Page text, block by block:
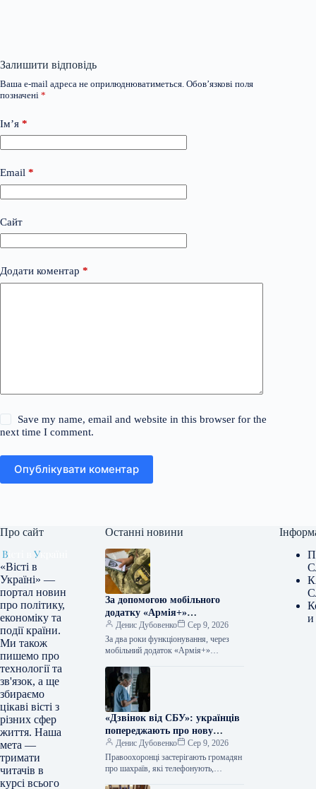
Залишити відповідь
Ваша e-mail адреса не оприлюднюватиметься. Обов’язкові поля
позначені *
Ім’я *
Email *
Сайт
Додати коментар *
Save my name, email and website in this browser for the
next time I comment.
Опублікувати коментар
Про сайт
«Вісті в
Україні» —
портал новин
про політику,
економіку та
події країни.
Ми також
пишемо про
технології та
зв'язок, а ще
збираємо
цікаві вісті з
різних сфер
життя. Наша
мета —
тримати
читачів в
курсі всього
Останні новини
За допомогою мобільного
додатку «Армія+»
військовослужбовці вже
оформили майже 3 мільйони
рапортів.
Денис Дубовенко
Сер 9, 2026
За два роки функціонування, через
мобільний додаток «Армія+»
мільйони рапортів. За інформацією,
наданою Укрінформом, про…
«Дзвінок від СБУ»: українців
попереджають про нову
небезпеку, пов’язану зі старою
схемою шахраїв
Денис Дубовенко
Сер 9, 2026
Правоохоронці застерігають громадян
про шахраїв, які телефонують,
и